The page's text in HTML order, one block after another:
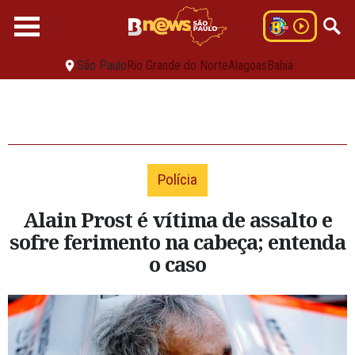
São PauloRio Grande do NorteAlagoasBahia
Polícia
Alain Prost é vítima de assalto e
sofre ferimento na cabeça; entenda
o caso